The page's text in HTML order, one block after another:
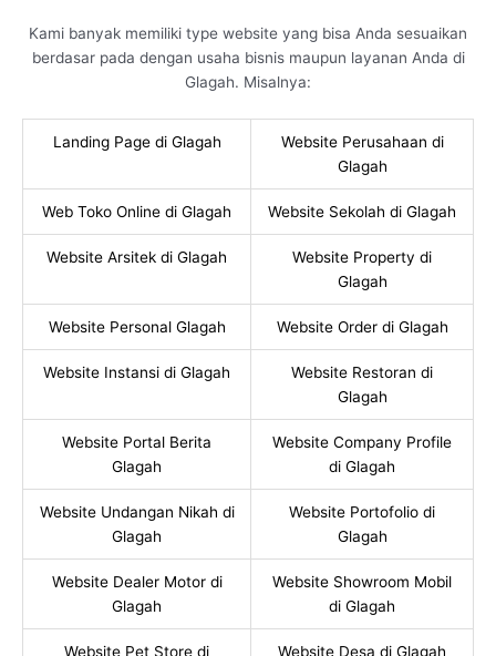
Kami banyak memiliki type website yang bisa Anda sesuaikan
berdasar pada dengan usaha bisnis maupun layanan Anda di
Glagah. Misalnya:
Landing Page di Glagah
Website Perusahaan di
Glagah
Web Toko Online di Glagah Website Sekolah di Glagah
Website Arsitek di Glagah
Website Property di
Glagah
Website Personal Glagah Website Order di Glagah
Website Instansi di Glagah
Website Restoran di
Glagah
Website Portal Berita
Glagah
Website Company Profile
di Glagah
Website Undangan Nikah di
Glagah
Website Portofolio di
Glagah
Website Dealer Motor di
Glagah
Website Showroom Mobil
di Glagah
Website Pet Store di
Website Desa di Glagah